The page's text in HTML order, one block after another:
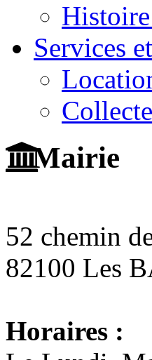
Services
Mairie
52 chemin
82100 Les
Horaires :